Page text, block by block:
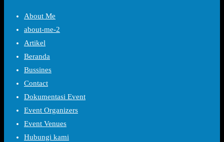
About Me
about-me-2
Artikel
Beranda
Bussines
Contact
Dokumentasi Event
Event Organizers
Event Venues
Hubungi kami